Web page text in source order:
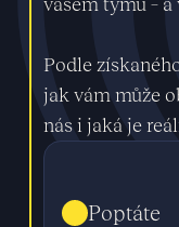
vašem týmu –
Podle
jak vám může
nás i jaká je
Poptáte